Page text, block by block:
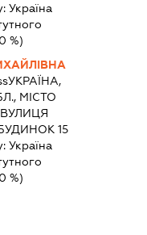
Україна
%)
УКРАЇНА,
МІСТО
15
Україна
%)